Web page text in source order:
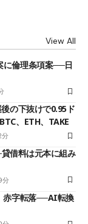
View All
に倫理条項案──日
の下抜けで0.95ド
、ETH、TAKE
分
借料は元本に組み
分
赤字転落──AI転換